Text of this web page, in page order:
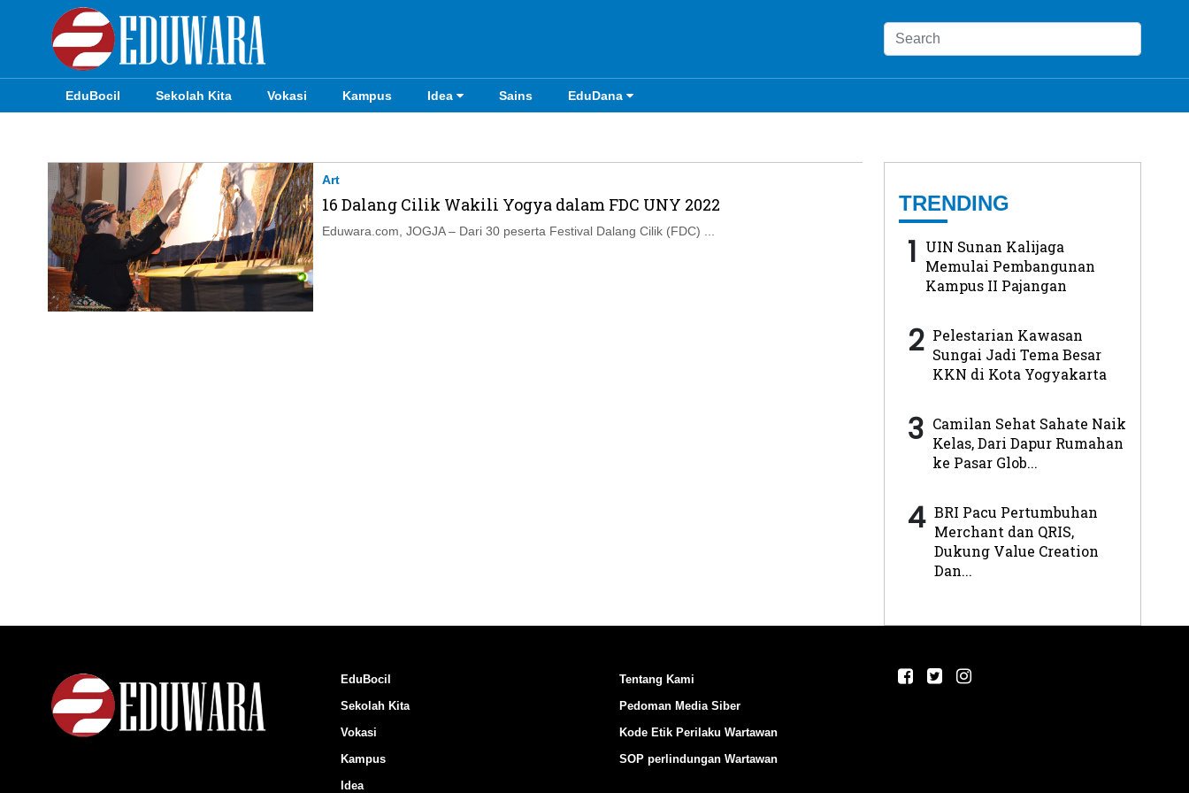
EduBocil Sekolah Kita Vokasi Kampus Idea Sains EduDana
Sekolah Kita
Vokasi
Kampus
Idea
Sains
Art
16 Dalang Cilik Wakili Yogya dalam FDC UNY 2022
Eduwara.com, JOGJA – Dari 30 peserta Festival Dalang Cilik (FDC) ...
TRENDING
1 UIN Sunan Kalijaga
Memulai Pembangunan
Kampus II Pajangan
2 Pelestarian Kawasan
Sungai Jadi Tema Besar
KKN di Kota Yogyakarta
3 Camilan Sehat Sahate Naik
Kelas, Dari Dapur Rumahan
ke Pasar Glob...
4 BRI Pacu Pertumbuhan
Merchant dan QRIS,
Dukung Value Creation
Dan...
EduBocil
Sekolah Kita
Vokasi
Kampus
Idea
Tentang Kami
Pedoman Media Siber
Kode Etik Perilaku Wartawan
SOP perlindungan Wartawan